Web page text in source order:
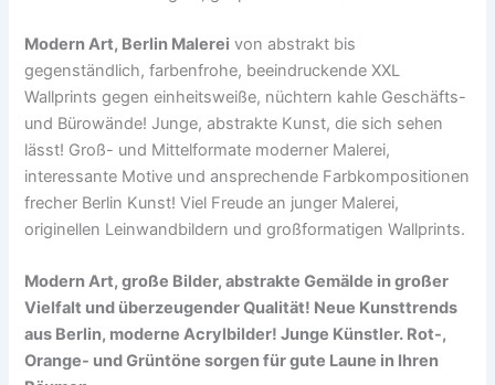
Modern Art, Berlin Malerei von abstrakt bis
gegenständlich, farbenfrohe, beeindruckende XXL
Wallprints gegen einheitsweiße, nüchtern kahle Geschäfts-
und Bürowände! Junge, abstrakte Kunst, die sich sehen
lässt! Groß- und Mittelformate moderner Malerei,
interessante Motive und ansprechende Farbkompositionen
frecher Berlin Kunst! Viel Freude an junger Malerei,
originellen Leinwandbildern und großformatigen Wallprints.
Modern Art, große Bilder, abstrakte Gemälde in großer
Vielfalt und überzeugender Qualität! Neue Kunsttrends
aus Berlin, moderne Acrylbilder! Junge Künstler. Rot-,
Orange- und Grüntöne sorgen für gute Laune in Ihren